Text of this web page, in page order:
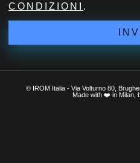
CONDIZIONI .
© IROM Italia - Via Volturno 80,
Made with ❤️ in Milan,